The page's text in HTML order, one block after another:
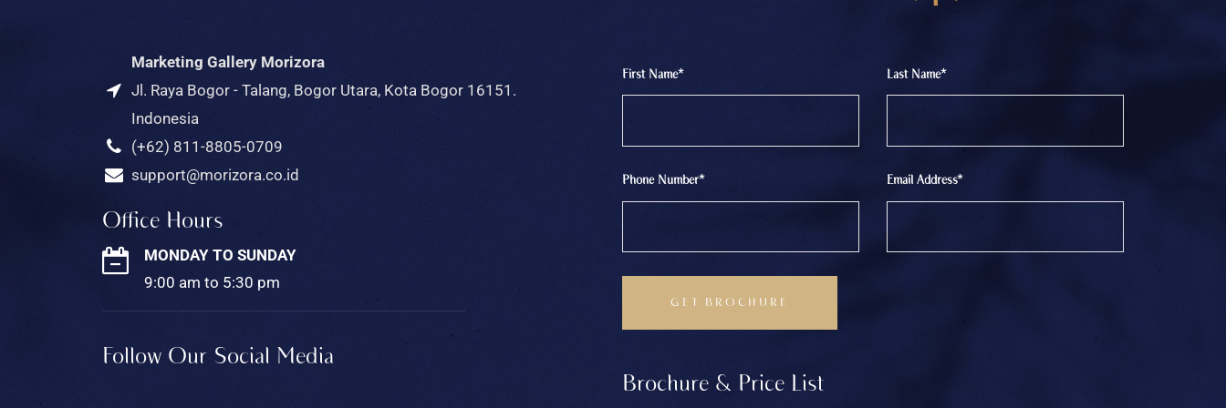
Marketing Gallery Morizora
Jl. Raya Bogor - Talang, Bogor Utara, Kota Bogor 16151.
Indonesia
(+62) 811-8805-0709
support@morizora.co.id
Office Hours
MONDAY TO SUNDAY
9:00 am to 5:30 pm
Follow Our Social Media
First Name*
Phone Number*
Last Name*
Email Address*
Brochure & Price List